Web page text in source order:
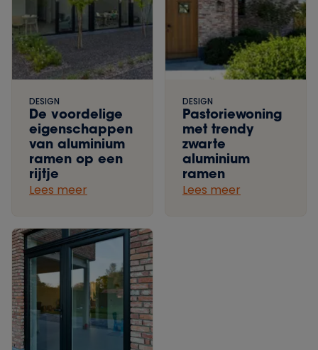
DESIGN
De voordelige
eigenschappen
van aluminium
ramen op een
rijtje
Lees meer
DESIGN
Pastoriewoning
met trendy
zwarte
aluminium
ramen
Lees meer